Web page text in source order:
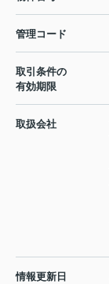
管理コード
取引条件の
有効期限
取扱会社
情報更新日